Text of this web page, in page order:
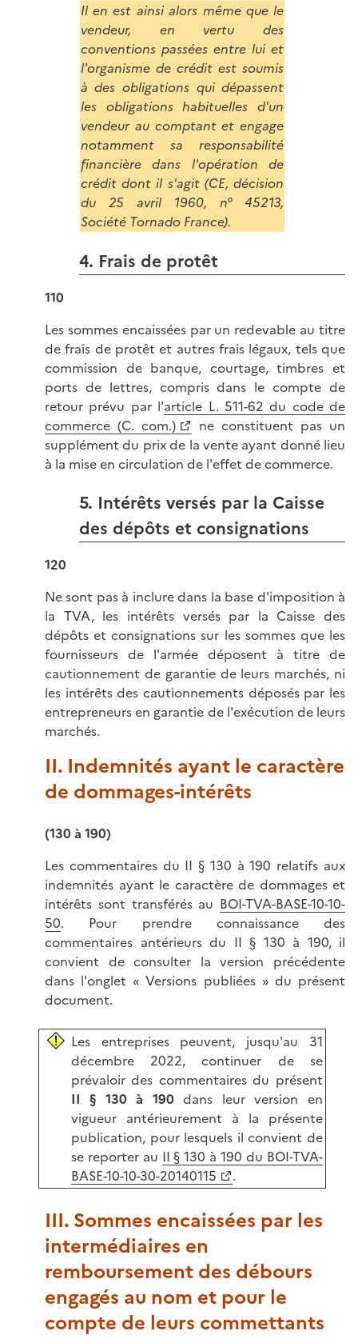
Il en est ainsi alors même que le
vendeur, en vertu des
conventions passées entre lui et
l'organisme de crédit est soumis
à des obligations qui dépassent
les obligations habituelles d'un
vendeur au comptant et engage
notamment sa responsabilité
financière dans l'opération de
crédit dont il s'agit (CE, décision
du 25 avril 1960, n° 45213,
Société Tornado France).
4. Frais de protêt
110
Les sommes encaissées par un redevable au titre
de frais de protêt et autres frais légaux, tels que
commission de banque, courtage, timbres et
ports de lettres, compris dans le compte de
retour prévu par l'article L. 511-62 du code de
commerce (C. com.)
ne constituent pas un
supplément du prix de la vente ayant donné lieu
à la mise en circulation de l'effet de commerce.
5. Intérêts versés par la Caisse
des dépôts et consignations
120
Ne sont pas à inclure dans la base d'imposition à
la TVA, les intérêts versés par la Caisse des
dépôts et consignations sur les sommes que les
fournisseurs de l'armée déposent à titre de
cautionnement de garantie de leurs marchés, ni
les intérêts des cautionnements déposés par les
entrepreneurs en garantie de l'exécution de leurs
marchés.
II. Indemnités ayant le caractère
de dommages-intérêts
(130 à 190)
Les commentaires du II § 130 à 190 relatifs aux
indemnités ayant le caractère de dommages et
intérêts sont transférés au BOI-TVA-BASE-10-10-
50. Pour prendre connaissance des
commentaires antérieurs du II § 130 à 190, il
convient de consulter la version précédente
dans l'onglet « Versions publiées » du présent
document.
Les entreprises peuvent, jusqu'au 31
décembre 2022, continuer de se
prévaloir des commentaires du présent
II § 130 à 190 dans leur version en
vigueur antérieurement à la présente
publication, pour lesquels il convient de
se reporter au II § 130 à 190 du BOI-TVA-
BASE-10-10-30-20140115
.
III. Sommes encaissées par les
intermédiaires en
remboursement des débours
engagés au nom et pour le
compte de leurs commettants